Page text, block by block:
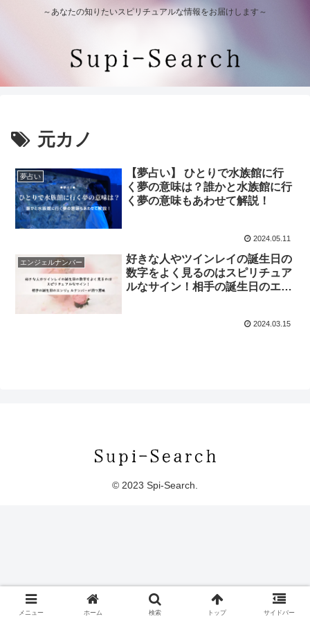
～あなたの知りたいスピリチュアルな情報をお届けします～
元カノ
夢占い
【夢占い】 ひとりで水族館に行
く夢の意味は？誰かと水族館に行
く夢の意味もあわせて解説！
2024.05.11
エンジェルナンバー
好きな人やツインレイの誕生日の
数字をよく見るのはスピリチュア
ルなサイン！相手の誕生日のエン
2024.03.15
© 2023 Spi-Search.
メニュー ホーム 検索 トップ サイドバー